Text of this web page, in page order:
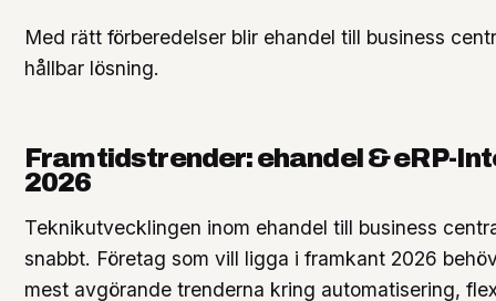
Med rätt förberedelser blir ehandel till business
hållbar lösning.
Framtidstrender: ehandel & eRP-
2026
Teknikutvecklingen inom ehandel till business
snabbt. Företag som vill ligga i framkant 2026
mest avgörande trenderna kring automatisering,